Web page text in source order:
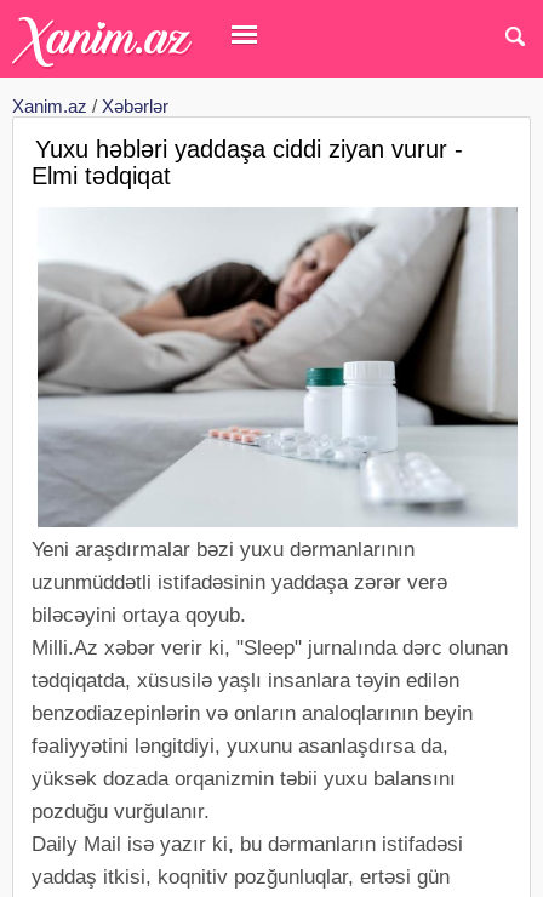
Xanim.az / Xəbərlər
Yuxu həbləri yaddaşa ciddi ziyan vurur -
Elmi tədqiqat
Yeni araşdırmalar bəzi yuxu dərmanlarının
uzunmüddətli istifadəsinin yaddaşa zərər verə
biləcəyini ortaya qoyub.
Milli.Az xəbər verir ki, "Sleep" jurnalında dərc olunan
tədqiqatda, xüsusilə yaşlı insanlara təyin edilən
benzodiazepinlərin və onların analoqlarının beyin
fəaliyyətini ləngitdiyi, yuxunu asanlaşdırsa da,
yüksək dozada orqanizmin təbii yuxu balansını
pozduğu vurğulanır.
Daily Mail isə yazır ki, bu dərmanların istifadəsi
yaddaş itkisi, koqnitiv pozğunluqlar, ertəsi gün